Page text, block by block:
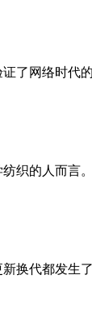
了网络时代
织的人而言
换代都发生